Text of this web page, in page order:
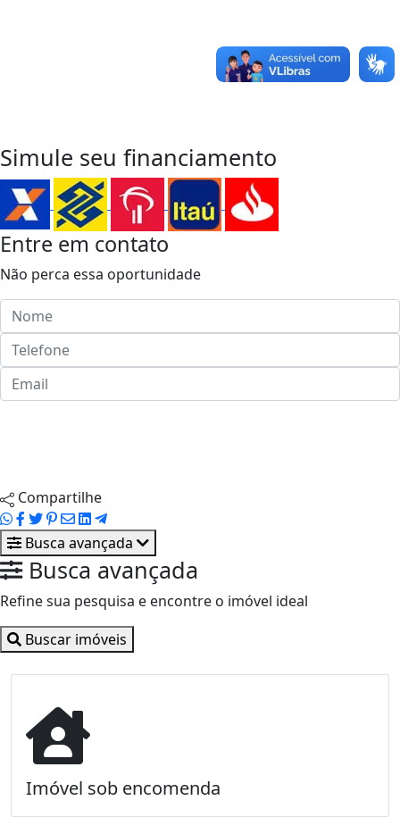
Simule seu financiamento
Entre em contato
Não perca essa oportunidade
Compartilhe
Busca avançada
Busca avançada
Refine sua pesquisa e encontre o imóvel ideal
Buscar imóveis
Imóvel sob encomenda